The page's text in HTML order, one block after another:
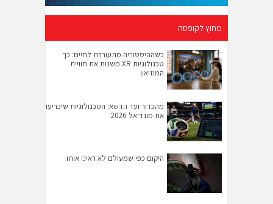
מחוץ לקופסה
כשההיסטוריה מתעוררת לחיים: כך
טכנולוגיות XR משנות את חוויית
המוזיאון
מהכדור ועד הדשא: הטכנולוגיות שיכריעו
את מונדיאל 2026
היקום כפי שמעולם לא ראינו אותו